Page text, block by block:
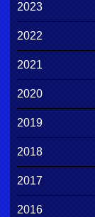
2023
2022
2021
2020
2019
2018
2017
2016